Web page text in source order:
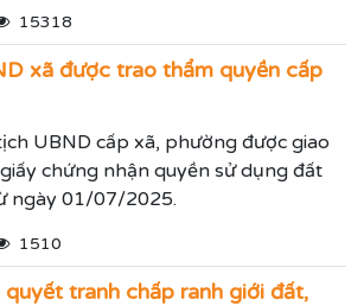
15318
xã được trao thẩm quyền cấp
UBND cấp xã, phường được giao
chứng nhận quyền sử dụng đất
ngày 01/07/2025.
1510
tranh chấp ranh giới đất,